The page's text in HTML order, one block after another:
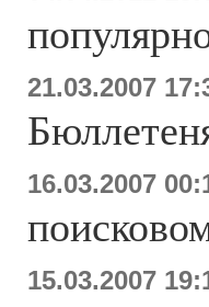
21.03.2007
16.03.2007
15.03.2007